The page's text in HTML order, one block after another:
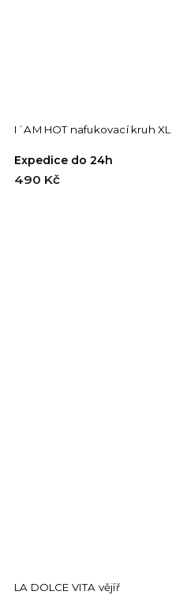
I´AM HOT nafukovací kruh XL
Expedice do 24h
490 Kč
LA DOLCE VITA vějíř